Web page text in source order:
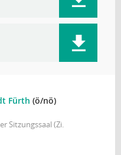
Fürth (ö/nö)
Sitzungssaal (Zi.